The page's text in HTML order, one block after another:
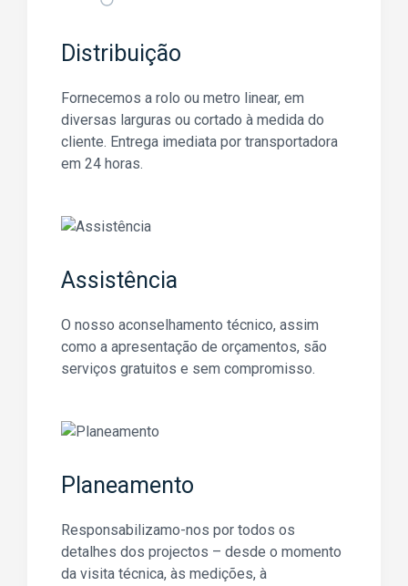
Janelas Eficientes
Associação Portuguesa de Segurança
Distribuição
Fornecemos a rolo ou metro linear, em
diversas larguras ou cortado à medida do
cliente. Entrega imediata por transportadora
em 24 horas.
Assistência
O nosso aconselhamento técnico, assim
como a apresentação de orçamentos, são
serviços gratuitos e sem compromisso.
Planeamento
Responsabilizamo-nos por todos os
detalhes dos projectos – desde o momento
da visita técnica, às medições, à